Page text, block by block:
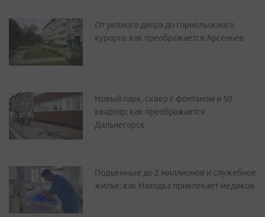
От уютного двора до горнолыжного
курорта: как преображается Арсеньев
Новый парк, сквер с фонтаном и 50
квартир: как преображается
Дальнегорск
Подъемные до 2 миллионов и служебное
жилье: как Находка привлекает медиков